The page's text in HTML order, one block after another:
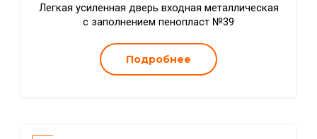
Легкая усиленная дверь входная металлическая
с заполнением пенопласт №39
Подробнее